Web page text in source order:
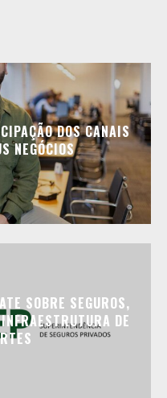
DOS CANAIS
NEGÓCIOS
SOBRE SEGUROS,
DE